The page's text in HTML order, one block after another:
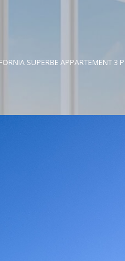
SUPERBE APPARTEMENT 3